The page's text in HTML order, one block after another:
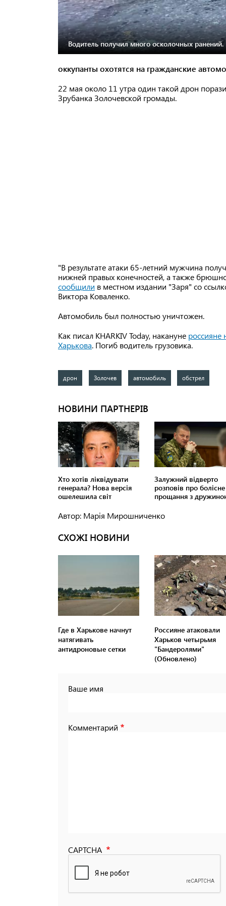
Водитель получил много осколочных ранений.
оккупанты охотятся на гражданские
22 мая около 11 утра один такой дрон
Зрубанка Золочевской громады.
"В результате атаки 65-летний мужчина
нижней правых конечностей, а также
сообщили в местном издании "Заря" со
Виктора Коваленко.
Автомобиль был полностью уничтожен.
Как писал KHARKIV Today, накануне
Харькова. Погиб водитель грузовика.
дрон Золочев автомобиль обстрел
Автор: Марія Мирошниченко
СХОЖІ НОВИНИ
Где в Харькове начнут
натягивать
антидроновые сетки
Россияне атаковали
Харьков четырьмя
"Бандеролями"
(Обновлено)
Ваше имя
Комментарий
CAPTCHA